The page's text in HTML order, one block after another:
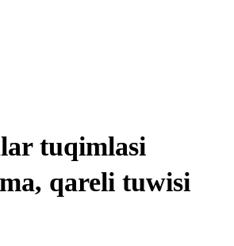
tuqimlasi
qareli tuwisi